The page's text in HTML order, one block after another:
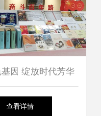
因 绽放时代芳华
党100周年贵州省
查看详情